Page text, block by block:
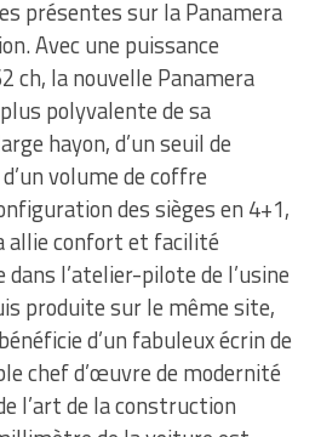
présentes sur la Panamera
Avec une puissance
ch, la nouvelle Panamera
polyvalente de sa
hayon, d’un seuil de
volume de coffre
des sièges en 4+1,
allie confort et facilité
l’atelier-pilote de l’usine
produite sur le même site,
d’un fabuleux écrin de
chef d’œuvre de modernité
l’art de la construction